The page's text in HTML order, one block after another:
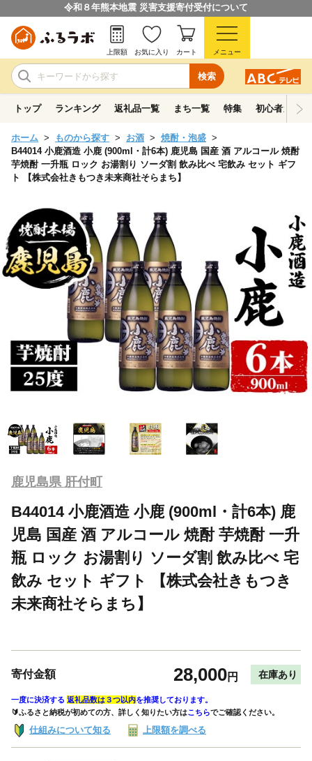
令和８年熊本地震 災害支援寄付受付について
検索
上限額 お気に入り カート メニュー
トップ ランキング 返礼品一覧 まち一覧 特集 初心者ガイド
ホーム ものから探す お酒
焼酎・泡盛
B44014 小鹿酒造 小鹿 (900ml・計6本) 鹿児島 国産 酒 アルコール 焼酎
芋焼酎 一升瓶 ロック お湯割り ソーダ割 飲み比べ 宅飲み セット ギフ
ト 【株式会社きもつき未来商社そらまち】
鹿児島県 肝付町
B44014 小鹿酒造 小鹿 (900ml・計6本) 鹿
児島 国産 酒 アルコール 焼酎 芋焼酎 一升
瓶 ロック お湯割り ソーダ割 飲み比べ 宅
飲み セット ギフト 【株式会社きもつき
未来商社そらまち】
寄付金額 28,000円 在庫あり
一度に決済する 返礼品数は３つ以内を推奨しております。
🔰ふるさと納税が初めての方、詳しく知りたい方はこちらでご確認ください。
仕組みについて知る 上限額を調べる